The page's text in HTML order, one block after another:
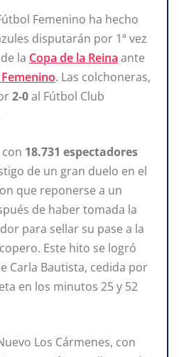
Femenino ha hecho
disputarán por 1ª vez
la Copa de la Reina ante
. Las colchoneras,
2-0al Fútbol Club
18.731 espectadores
de un gran duelo en el
que reponerse a un
de haber tomada la
para sellar su pase a la
Este hito se logró
Carla Bautista, cedida por
en los minutos 25 y 52
Los Cármenes, con